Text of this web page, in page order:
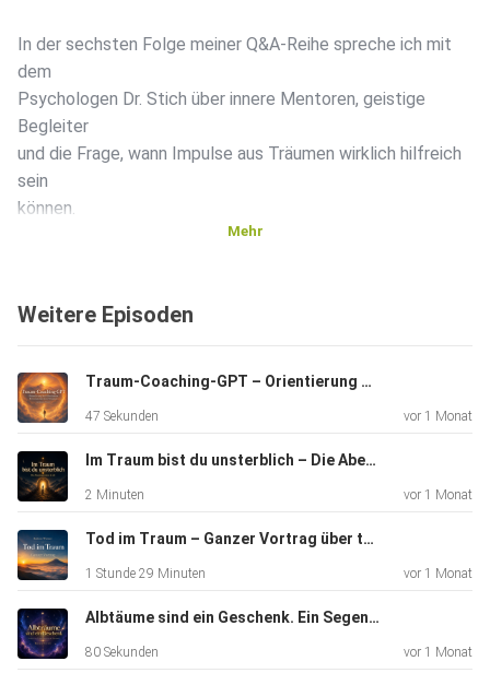
In der sechsten Folge meiner Q&A-Reihe spreche ich mit
dem
Psychologen Dr. Stich über innere Mentoren, geistige
Begleiter
und die Frage, wann Impulse aus Träumen wirklich hilfreich
sein
können.
Fragen
Traum-Botschaften im Wachzustand, den Unterschied
zwischen echter
Weisung und Projektion und die Frage, wie Krisen zu mehr
Erdung,
Vertrauen und innerer Stärke führen können.
Mehr zu diesem Thema im Bereich "Inneres
Mehr
Weitere Episoden
Traum-Coaching-GPT – Orientierung bei Albträumen & transzendenten Träumen
47 Sekunden vor 1 Monat
Im Traum bist du unsterblich – Die Abenteuerreise in dir | Transzendentes Träumen
2 Minuten vor 1 Monat
Tod im Traum – Ganzer Vortrag über transzendente Träume, Heilung und Transformation | Bartosz Werner
1 Stunde 29 Minuten vor 1 Monat
Albtäume sind ein Geschenk. Ein Segen. Nutze diese Chance.
80 Sekunden vor 1 Monat